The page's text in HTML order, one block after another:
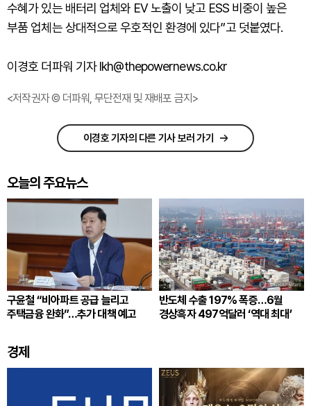
수혜가 있는 배터리 업체와 EV 노출이 낮고 ESS 비중이 높은
부품 업체는 상대적으로 우호적인 환경에 있다”고 덧붙였다.
이경호 더파워 기자 lkh@thepowernews.co.kr
<저작권자 © 더파워, 무단전재 및 재배포 금지>
이경호 기자의 다른 기사 보러 가기
오늘의 주요뉴스
구윤철 “비아파트 공급 늘리고
주택금융 완화”…추가 대책 예고
반도체 수출 197% 폭증…6월
경상흑자 497억달러 ‘역대 최대’
경제